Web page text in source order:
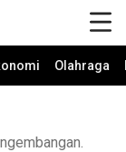
Olahraga